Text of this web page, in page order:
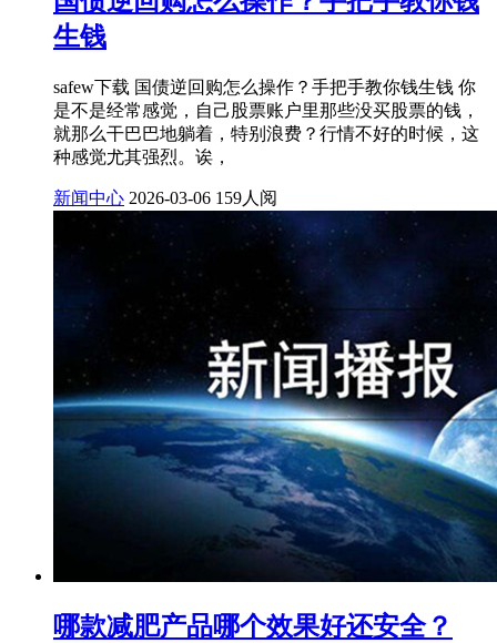
生钱
safew下载 国债逆回购怎么操作？手把手教你钱生钱 你
是不是经常感觉，自己股票账户里那些没买股票的钱，
就那么干巴巴地躺着，特别浪费？行情不好的时候，这
种感觉尤其强烈。诶，
新闻中心 2026-03-06 159人阅
​哪款减肥产品哪个效果好还安全？